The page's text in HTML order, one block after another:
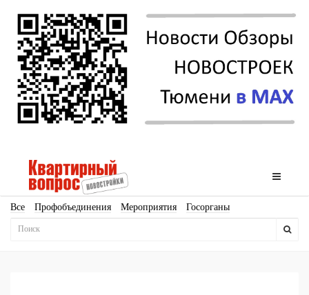
Все Профобъединения Мероприятия Госорганы
Новостройки